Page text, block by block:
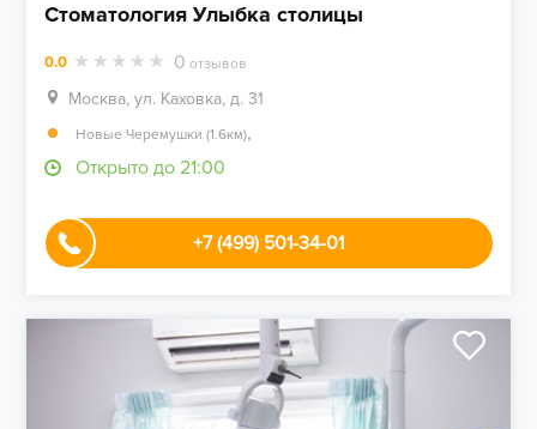
Стоматология Улыбка столицы
0.0 0 отзывов
Москва, ул. Каховка, д. 31
Новые Черемушки (1.6км),
Открыто до 21:00
+7 (499) 501-34-01